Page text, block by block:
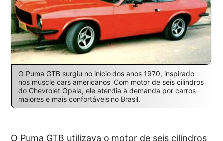
O Puma GTB surgiu no início dos anos 1970, inspirado
nos muscle cars americanos. Com motor de seis cilindros
do Chevrolet Opala, ele atendia à demanda por carros
maiores e mais confortáveis no Brasil.
O Puma GTB utilizava o motor de seis cilindros